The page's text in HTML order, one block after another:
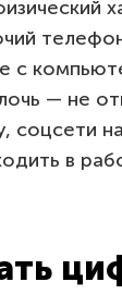
с
— не
соцсети
в